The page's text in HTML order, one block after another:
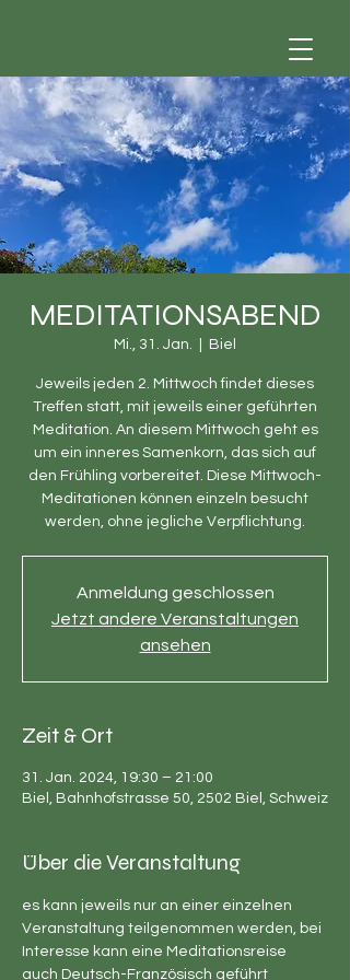
MEDITATIONSABEND
Mi., 31. Jan. Biel
Jeweils jeden 2. Mittwoch findet dieses
Treffen statt, mit jeweils einer geführten
Meditation. An diesem Mittwoch geht es
um ein inneres Samenkorn, das sich auf
den Frühling vorbereitet. Diese Mittwoch-
Meditationen können einzeln besucht
werden, ohne jegliche Verpflichtung.
Anmeldung geschlossen
Jetzt andere Veranstaltungen
ansehen
Zeit & Ort
31. Jan. 2024, 19:30 – 21:00
Biel, Bahnhofstrasse 50, 2502 Biel, Schweiz
Über die Veranstaltung
es kann jeweils nur an einer einzelnen
Veranstaltung teilgenommen werden, bei
Interesse kann eine Meditationsreise
auch Deutsch-Französisch geführt